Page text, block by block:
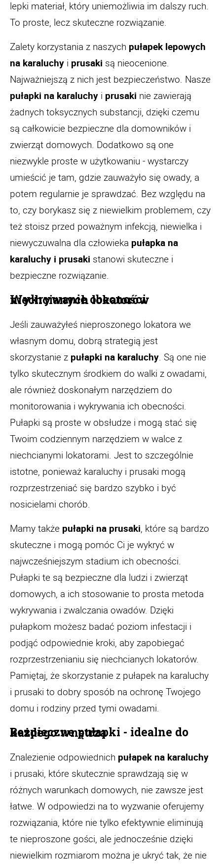
lepki materiał, który uniemożliwia im dalszy ruch.
To proste, lecz skuteczne rozwiązanie.
Zalety korzystania z naszych pułapek lepowych
na karaluchy i prusaki są nieocenione.
Najważniejszą z nich jest bezpieczeństwo. Nasze
pułapki na karaluchy i prusaki nie zawierają
żadnych toksycznych substancji, dzięki czemu
są całkowicie bezpieczne dla domowników i
zwierząt domowych. Dodatkowo są one
niezwykle proste w użytkowaniu - wystarczy
umieścić je tam, gdzie zauważyło się owady, a
potem regularnie je sprawdzać. Bez względu na
to, czy borykasz się z niewielkim problemem, czy
też stoisz przed poważnym infekcją, niewielka i
niewyczuwalna dla człowieka pułapka na
karaluchy i prusaki stanowi skuteczne i
bezpieczne rozwiązanie.
Wykrywanie obecności niechcianych lokatorów
Jeśli zauważyłeś nieproszonego lokatora we
własnym domu, dobrą strategią jest
skorzystanie z pułapki na karaluchy. Są one nie
tylko skutecznym środkiem do walki z owadami,
ale również doskonałym narzędziem do
monitorowania i wykrywania ich obecności.
Pułapki są proste w obsłudze i mogą stać się
Twoim codziennym narzędziem w walce z
niechcianymi lokatorami. Jest to szczególnie
istotne, ponieważ karaluchy i prusaki mogą
rozprzestrzeniać się bardzo szybko i być
nosicielami chorób.
Mamy także pułapki na prusaki, które są bardzo
skuteczne i mogą pomóc Ci je wykryć w
najwcześniejszym stadium ich obecności.
Pułapki te są bezpieczne dla ludzi i zwierząt
domowych, a ich stosowanie to prosta metoda
wykrywania i zwalczania owadów. Dzięki
pułapkom możesz badać poziom infestacji i
podjąć odpowiednie kroki, aby zapobiegać
rozprzestrzenianiu się niechcianych lokatorów.
Pamiętaj, że skorzystanie z pułapek na karaluchy
i prusaki to dobry sposób na ochronę Twojego
domu i rodziny przed tymi owadami.
Bezpieczne pułapki - idealne do każdego wnętrza
Znalezienie odpowiednich pułapek na karaluchy
i prusaki, które skutecznie sprawdzają się w
różnych warunkach domowych, nie zawsze jest
łatwe. W odpowiedzi na to wyzwanie oferujemy
rozwiązania, które nie tylko efektywnie eliminują
te nieproszone gości, ale jednocześnie dzięki
niewielkim rozmiarom można je ukryć tak, że nie